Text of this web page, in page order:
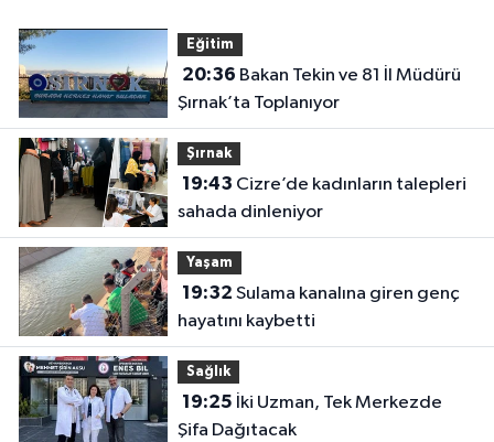
Eğitim
20:36
Şırnak’ta Toplanıyor
Şırnak
19:43
sahada dinleniyor
Yaşam
19:32
hayatını kaybetti
Sağlık
19:25
Şifa Dağıtacak